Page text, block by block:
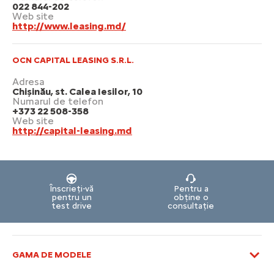
022 844-202
Web site
http://www.leasing.md/
OCN CAPITAL LEASING S.R.L.
Adresa
Chișinău, st. Сalea Iesilor, 10
Numarul de telefon
+373 22 508-358
Web site
http://capital-leasing.md
Înscrieți-vă
pentru un
test drive
Pentru a
obține o
consultație
GAMA DE MODELE